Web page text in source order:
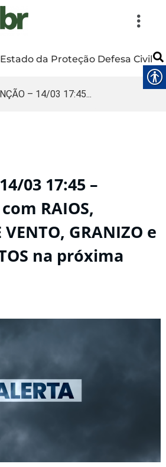
da Proteção Defesa Civil
– 14/03 17:45...
03 17:45 –
RAIOS,
VENTO, GRANIZO e
na próxima